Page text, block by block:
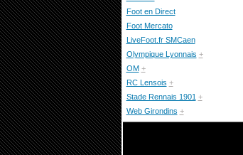
Foot en Direct
Foot Mercato
LiveFoot.fr SMCaen
Olympique Lyonnais +
OM +
RC Lensois +
Stade Rennais 1901 +
Web Girondins +